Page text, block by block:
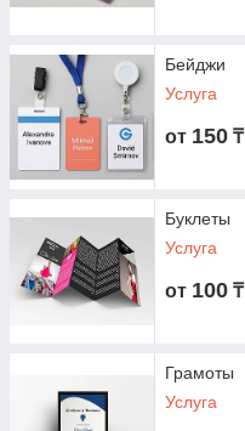
Бейджи
Услуга
от 150 ₸
Буклеты
Услуга
от 100 ₸
Грамоты
Услуга